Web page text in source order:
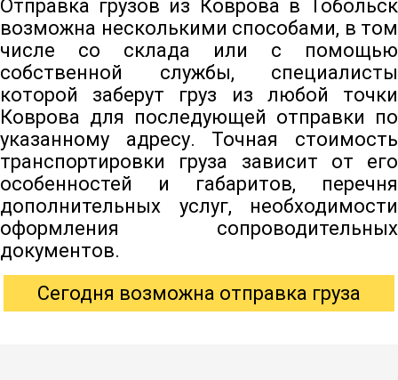
Отправка грузов из Коврова в Тобольск
возможна несколькими способами, в том
числе со склада или с помощью
собственной службы, специалисты
которой заберут груз из любой точки
Коврова для последующей отправки по
указанному адресу. Точная стоимость
транспортировки груза зависит от его
особенностей и габаритов, перечня
дополнительных услуг, необходимости
оформления сопроводительных
документов.
Сегодня возможна отправка груза